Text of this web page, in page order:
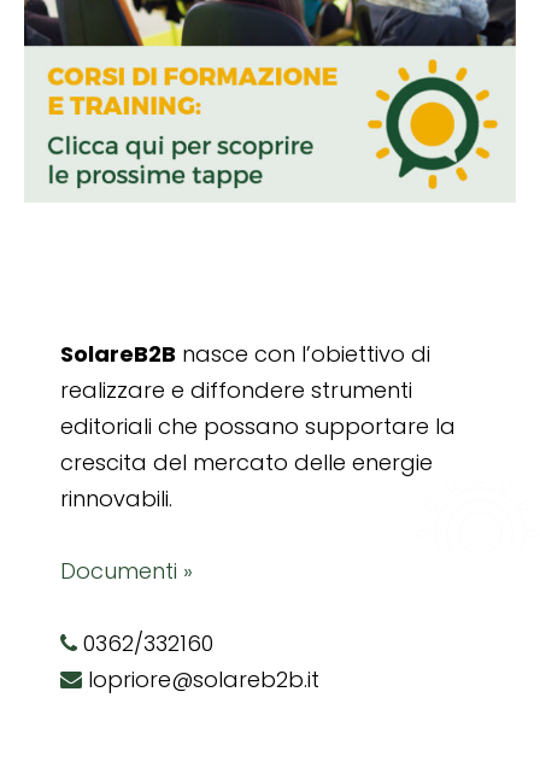
SolareB2B nasce con l’obiettivo di
realizzare e diffondere strumenti
editoriali che possano supportare la
crescita del mercato delle energie
rinnovabili.
Documenti »
0362/332160
lopriore@solareb2b.it